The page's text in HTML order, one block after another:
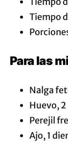
Tiempo
Para las
Nalga
Huevo, 2
Perejil
Ajo, 1